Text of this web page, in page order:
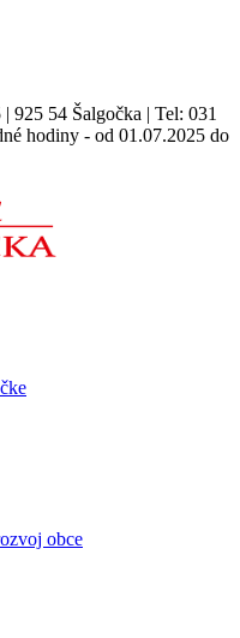
925 54 Šalgočka | Tel: 031
hodiny - od 01.07.2025 do
obce